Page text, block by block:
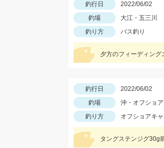
釣行日 2022/06/02
釣場
大江・五三川
釣り方
バス釣り
夕方のフィーディン
釣行日 2022/06/02
釣場
沖・オフショア
釣り方
オフショアキ
タングステンジグ30g